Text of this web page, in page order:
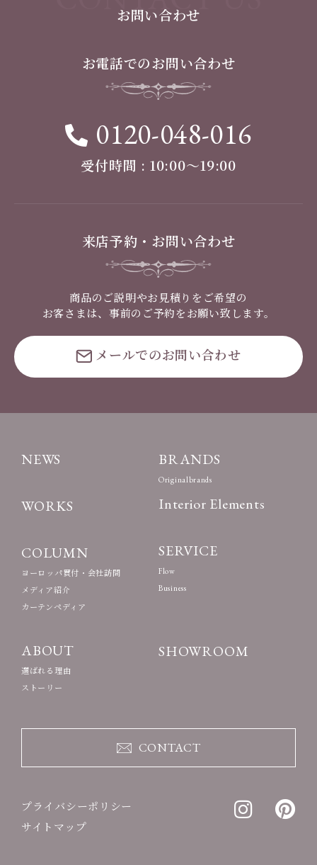
お問い合わせ
お電話でのお問い合わせ
0120-048-016
受付時間 : 10:00〜19:00
来店予約・お問い合わせ
商品のご説明やお見積りをご希望の
お客さまは、事前のご予約をお願い致します。
メールでのお問い合わせ
NEWS
WORKS
COLUMN
ヨーロッパ買付・会社訪問
メディア紹介
カーテンペディア
ABOUT
選ばれる理由
ストーリー
BRANDS
Originalbrands
Interior Elements
SERVICE
Flow
Business
SHOWROOM
CONTACT
プライバシーポリシー
サイトマップ